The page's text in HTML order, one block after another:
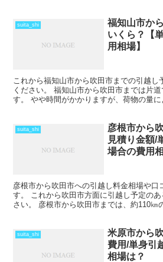
suita_shi
福知山市か
いくら？【
用相場】
これから福知山市から吹田市までの引越し
ください。 福知山市から吹田市までは片
す。 やや時間がかかりますが、荷物の量
suita_shi
彦根市から
見積り金額/
場合の費用
彦根市から吹田市への引越し料金相場や口
す。 これから吹田市方面に引越し予定の
さい。 彦根市から吹田市までは、約110㎞
suita_shi
米原市から
費用/単身引
相場は？